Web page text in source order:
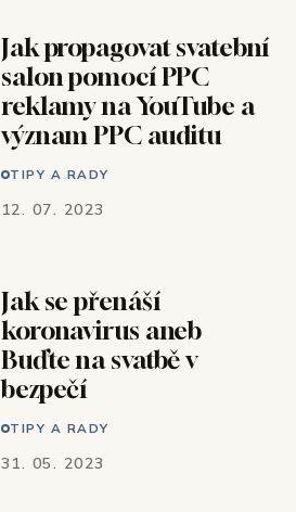
Jak propagovat svatební
salon pomocí PPC
reklamy na YouTube a
význam PPC auditu
TIPY A RADY
12. 07. 2023
Jak se přenáší
koronavirus aneb
Buďte na svatbě v
bezpečí
TIPY A RADY
31. 05. 2023